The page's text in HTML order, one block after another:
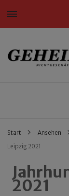
Nichtgeschäftliche
Start Ansehen
Leipzig 2021
2021